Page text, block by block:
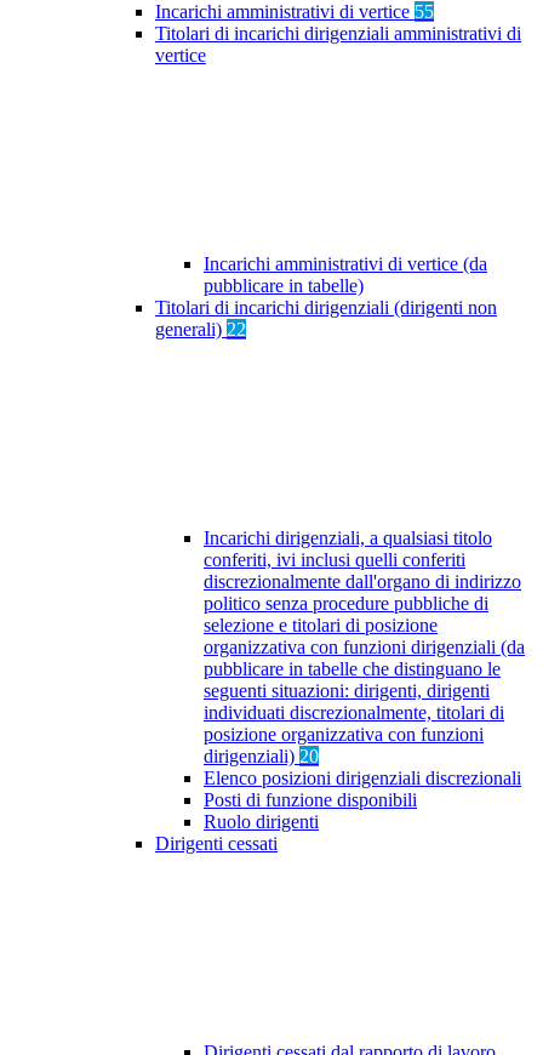
Incarichi amministrativi di vertice 55
Titolari di incarichi dirigenziali amministrativi di
vertice
Incarichi amministrativi di vertice (da
pubblicare in tabelle)
Titolari di incarichi dirigenziali (dirigenti non
generali) 22
Incarichi dirigenziali, a qualsiasi titolo
conferiti, ivi inclusi quelli conferiti
discrezionalmente dall'organo di indirizzo
politico senza procedure pubbliche di
selezione e titolari di posizione
organizzativa con funzioni dirigenziali (da
pubblicare in tabelle che distinguano le
seguenti situazioni: dirigenti, dirigenti
individuati discrezionalmente, titolari di
posizione organizzativa con funzioni
dirigenziali) 20
Elenco posizioni dirigenziali discrezionali
Posti di funzione disponibili
Ruolo dirigenti
Dirigenti cessati